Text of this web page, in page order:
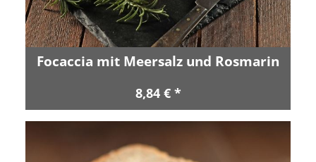
Focaccia mit Meersalz und Rosmarin
8,84 € *